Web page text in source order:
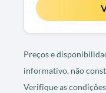
Preços e
informativo, não
Verifique as